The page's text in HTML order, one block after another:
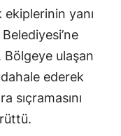
yanı
Bölgeye ulaşan
ederek
sıçramasını